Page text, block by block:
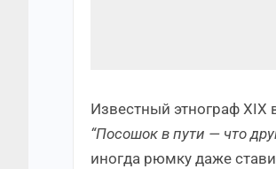
Известный этнограф XIX
“Посошок в пути — что
иногда рюмку даже